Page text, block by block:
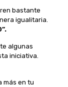
bastante
igualitaria.
algunas
iniciativa.
más en tu